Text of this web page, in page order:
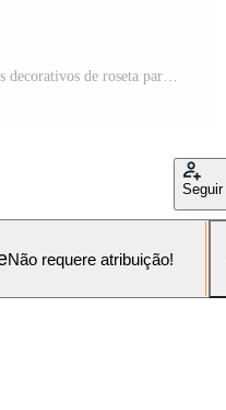
vetor de roseta guilhoché. elementos decorativos de roseta para diploma ou passaporte. fundo guilhochado. ilustração vetorial. Vetor Pro e SVG Pro
Seguir
Não requere atribuição!